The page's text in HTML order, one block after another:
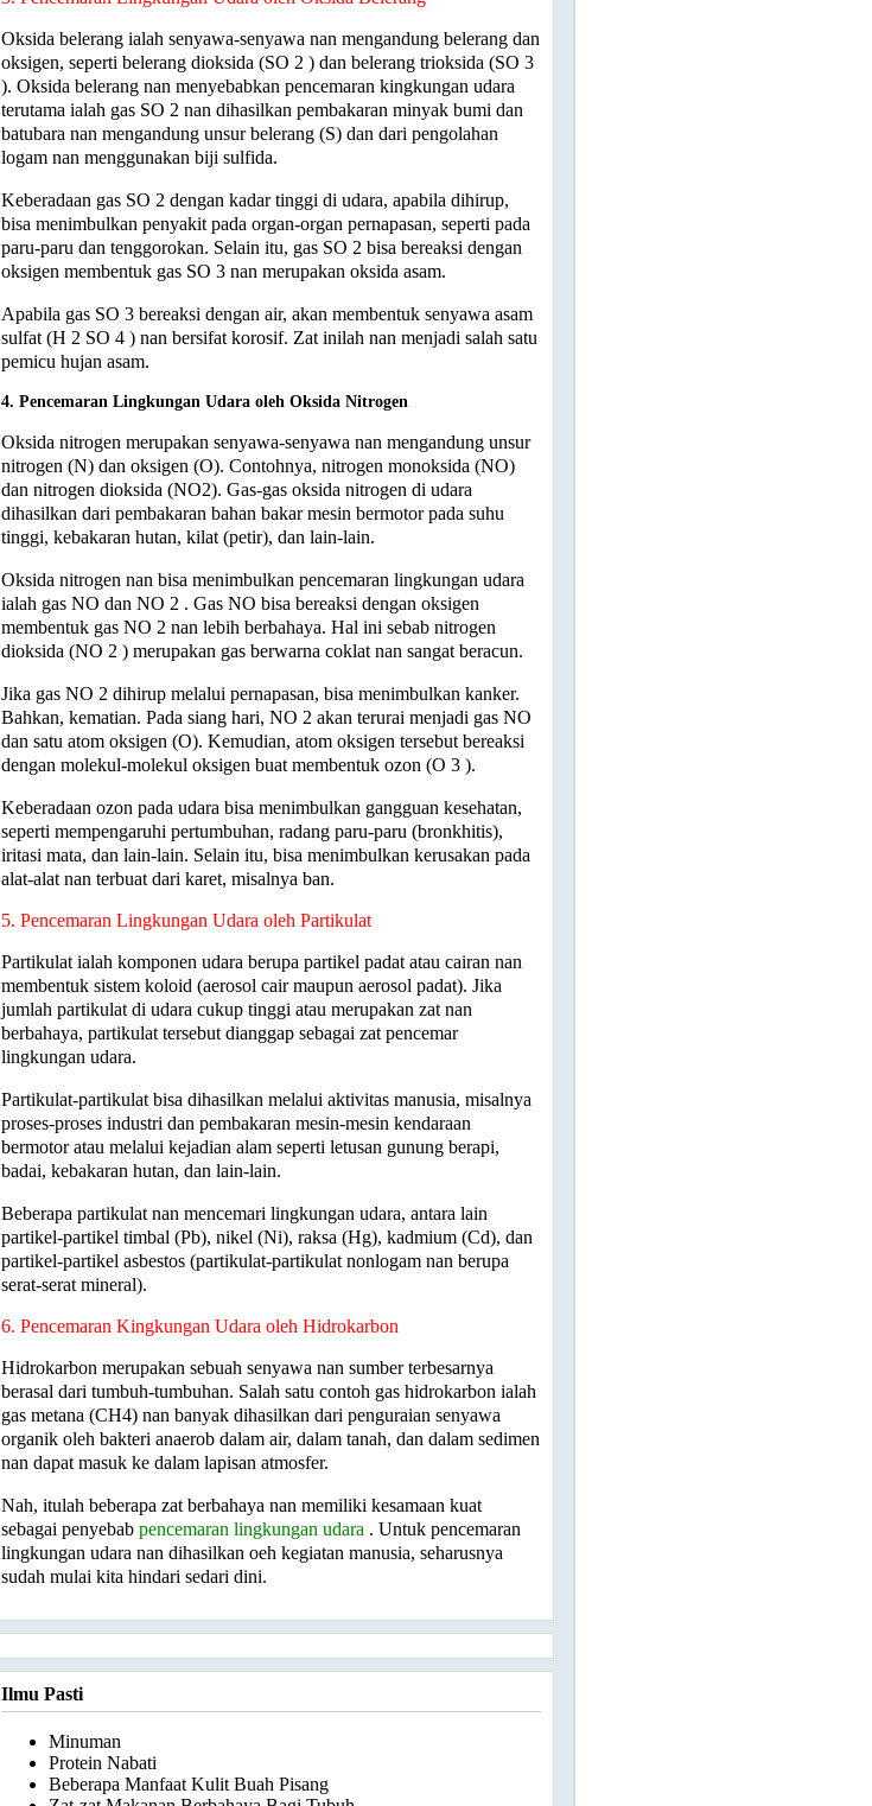
Oksida belerang ialah senyawa-senyawa nan mengandung belerang dan
oksigen, seperti belerang dioksida (SO 2 ) dan belerang trioksida (SO 3
). Oksida belerang nan menyebabkan pencemaran kingkungan udara
terutama ialah gas SO 2 nan dihasilkan pembakaran minyak bumi dan
batubara nan mengandung unsur belerang (S) dan dari pengolahan
logam nan menggunakan biji sulfida.
Keberadaan gas SO 2 dengan kadar tinggi di udara, apabila dihirup,
bisa me­nimbulkan penyakit pada organ-organ pernapasan, seperti pada
paru-paru dan tenggorokan. Selain itu, gas SO 2 bisa bereaksi dengan
oksigen membentuk gas SO 3 nan merupakan oksida asam.
Apabila gas SO 3 bereaksi dengan air, akan membentuk senyawa asam
sulfat (H 2 SO 4 ) nan bersifat korosif. Zat inilah nan menjadi salah satu
pemicu hujan asam.
4. Pencemaran Lingkungan Udara oleh Oksida Nitrogen
Oksida nitrogen merupakan senyawa-senyawa nan mengandung unsur
nitrogen (N) dan oksigen (O). Contohnya, nitrogen monoksida (NO)
dan nitrogen dioksida (NO2). Gas-gas oksida nitrogen di udara
dihasilkan dari pembakaran bahan bakar mesin bermotor pada suhu
tinggi, kebakaran hutan, kilat (petir), dan lain-lain.
Oksida nitrogen nan bisa menimbulkan pencemaran lingkungan udara
ialah gas NO dan NO 2 . Gas NO bisa bereaksi dengan oksigen
membentuk gas NO 2 nan lebih berbahaya. Hal ini sebab nitrogen
dioksida (NO 2 ) merupakan gas berwarna coklat nan sangat beracun.
Jika gas NO 2 dihirup melalui pernapasan, bisa menimbulkan kanker.
Bahkan, kematian. Pada siang hari, NO 2 akan terurai menjadi gas NO
dan satu atom oksigen (O). Kemudian, atom oksigen tersebut bereaksi
dengan molekul-molekul oksigen buat membentuk ozon (O 3 ).
Keberadaan ozon pada udara bisa menimbulkan gangguan kesehatan,
seperti mempengaruhi pertumbuhan, radang paru-paru (bronkhitis),
iritasi mata, dan lain-lain. Selain itu, bisa menimbulkan kerusakan pada
alat-alat nan terbuat dari karet, misalnya ban.
5. Pencemaran Lingkungan Udara oleh Partikulat
Partikulat ialah komponen udara berupa partikel padat atau cairan nan
membentuk sistem koloid (aerosol cair maupun aerosol padat). Jika
jumlah partikulat di udara cukup tinggi atau merupakan zat nan
berbahaya, partikulat tersebut dianggap sebagai zat pencemar
lingkungan udara.
Partikulat-partikulat bisa dihasilkan melalui aktivitas manusia, misalnya
proses-proses industri dan pembakaran mesin-mesin kendaraan
bermotor atau melalui kejadian alam seperti letusan gunung berapi,
badai, kebakaran hutan, dan lain-lain.
Beberapa partikulat nan mencemari lingkungan udara, antara lain
partikel-partikel timbal (Pb), nikel (Ni), raksa (Hg), kadmium (Cd), dan
partikel-partikel asbestos (partikulat-partikulat nonlogam nan berupa
serat-serat mineral).
6. Pencemaran Kingkungan Udara oleh Hidrokarbon
Hidrokarbon merupakan sebuah senyawa nan sumber terbesarnya
berasal dari tumbuh-tumbuhan. Salah satu contoh gas hidrokarbon ialah
gas metana (CH4) nan banyak dihasilkan dari penguraian senyawa
organik oleh bakteri anaerob dalam air, dalam tanah, dan dalam sedimen
nan dapat masuk ke dalam lapisan atmosfer.
Nah, itulah beberapa zat berbahaya nan memiliki kesamaan kuat
sebagai penyebabpencemaran lingkungan udara . Untuk pencemaran
lingkungan udara nan dihasilkan oeh kegiatan manusia, seharusnya
sudah mulai kita hindari sedari dini.
Ilmu Pasti
Minuman
Protein Nabati
Beberapa Manfaat Kulit Buah Pisang